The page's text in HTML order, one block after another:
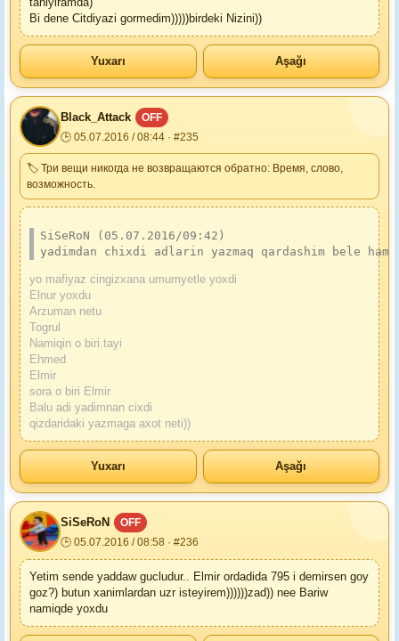
Bi dene Citdiyazi gormedim)))))birdeki Nizini))
Yuxarı Aşağı
Black_Attack
OFF
🕒 05.07.2016 / 08:44 · #235
🏷 Три вещи никогда не возвращаются обратно: Время, слово,
возможность.
SiSeRoN (05.07.2016/09:42)
yadimdan chixdi adlarin yazmaq qardashim bele
yo mafiyaz cingizxana umumyetle yoxdi
Elnur yoxdu
Arzuman netu
Togrul
Namiqin o biri.tayi
Ehmed
Elmir
sora o biri Elmir
Balu adi yadimnan cixdi
qizdaridaki yazmaga axot neti))
Yuxarı Aşağı
SiSeRoN
OFF
🕒 05.07.2016 / 08:58 · #236
Yetim sende yaddaw gucludur.. Elmir ordadida 795 i demirsen goy
goz?) butun xanimlardan uzr isteyirem))))))zad)) nee Bariw
namiqde yoxdu